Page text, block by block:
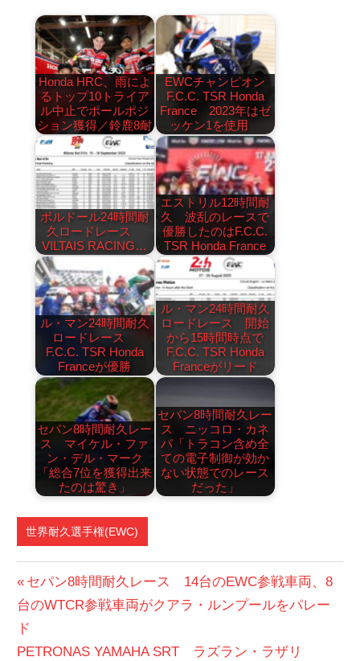
Honda HRC、雨によ
るトップ10トライア
ル中止でポールポジ
ション獲得／鈴鹿8耐
EWCチャンピオン
F.C.C. TSR Honda
France 2023年はゼ
ッケン1を使用
ボルドール24時間耐
久ロードレース
VILTAIS RACING…
エストリル12時間耐
久 波乱のレースで
優勝したのはF.C.C.
TSR Honda France
ル・マン24時間耐久
ロードレース
F.C.C. TSR Honda
Franceが優勝
ル・マン24時間耐久
ロードレース 開始
から15時間時点で
F.C.C. TSR Honda
Franceがリード
セパン8時間耐久レー
ス マイケル・ファ
ン・デル・マーク
「総合7位を獲得出来
たのは驚き」
セパン8時間耐久レー
ス ニッコロ・カネ
パ「トラコン含め全
ての電子制御が効か
ない状態でのレース
だった」
世界耐久選手権(EWC)
投
稿
ナ
前
の
投
稿:
セパン8時間耐久レース 14台のEWC参戦車両、8
台のWTCR参戦車両がクアラ・ルンプールをパレー
ド
次
PETRONAS YAMAHA SRT ラズラン・ラザリ